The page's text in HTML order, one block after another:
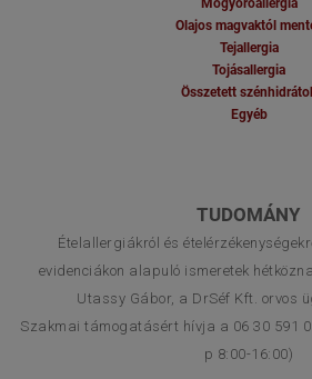
Mogyoróallergia
Olajos magvaktól
Tejallergia
Tojásallergia
Összetett
Egyéb
TUDOMÁNY
Ételallergiákról és
evidenciákon alapuló ismeretek
Utassy Gábor, a DrSéf Kft. orvos
Szakmai támogatásért hívja a 06 30 591
p 8:00-16:00)